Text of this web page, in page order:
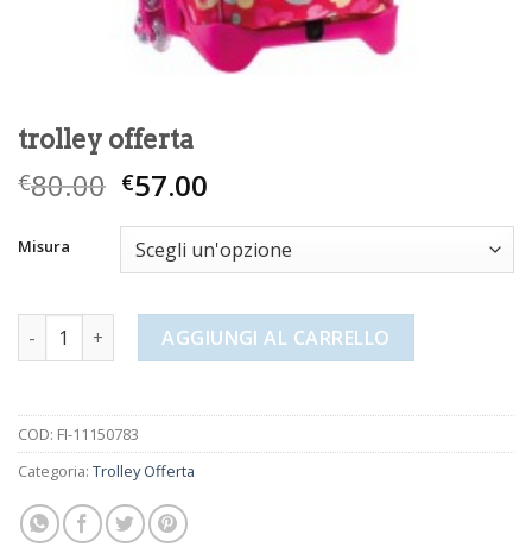
trolley offerta
€80.00 €57.00
Misura
trolley offerta quantitàAGGIUNGI AL CARRELLO
COD: FI-11150783
Categoria: Trolley Offerta